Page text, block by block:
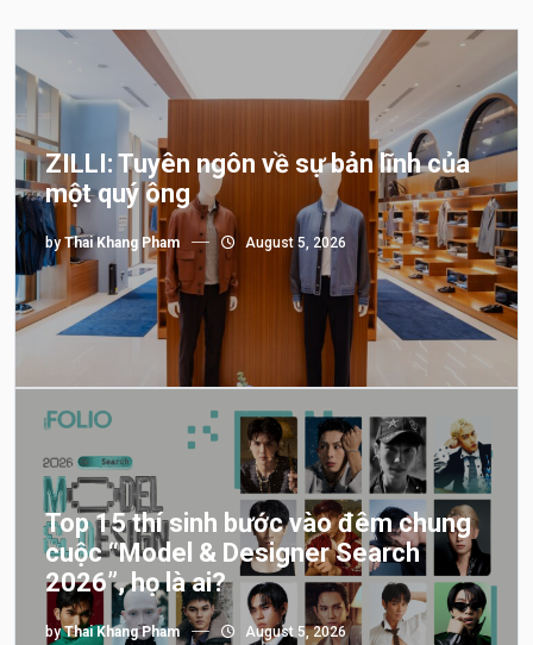
ZILLI: Tuyên ngôn về sự bản lĩnh của
một quý ông
by Thai Khang Pham August 5, 2026
Top 15 thí sinh bước vào đêm chung
cuộc “Model & Designer Search
2026”, họ là ai?
byThai Khang Pham August 5, 2026